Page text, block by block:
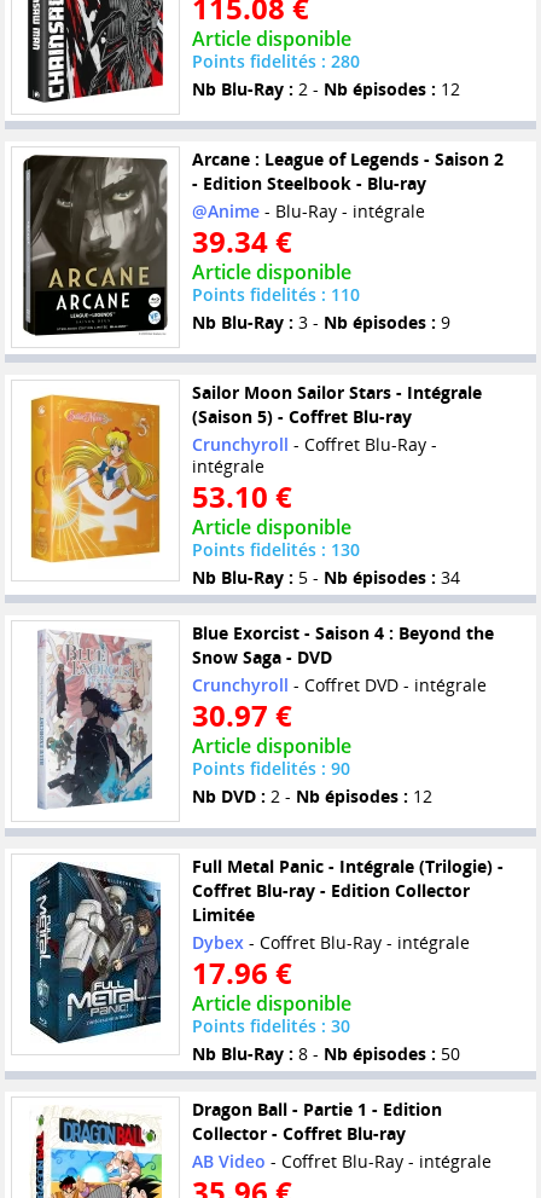
Article disponible
Points fidelités : 280
Nb Blu-Ray : 2 - Nb épisodes : 12
Arcane : League of Legends - Saison 2
- Edition Steelbook - Blu-ray
@Anime- Blu-Ray - intégrale
39.34 €
Article disponible
Points fidelités : 110
Nb Blu-Ray : 3 - Nb épisodes : 9
Sailor Moon Sailor Stars - Intégrale
(Saison 5) - Coffret Blu-ray
Crunchyroll - Coffret Blu-Ray -
intégrale
53.10 €
Article disponible
Points fidelités : 130
Nb Blu-Ray : 5 - Nb épisodes : 34
Blue Exorcist - Saison 4 : Beyond the
Snow Saga - DVD
Crunchyroll - Coffret DVD - intégrale
30.97 €
Article disponible
Points fidelités : 90
Nb DVD : 2 - Nb épisodes : 12
Full Metal Panic - Intégrale (Trilogie) -
Coffret Blu-ray - Edition Collector
Limitée
Dybex- Coffret Blu-Ray - intégrale
17.96 €
Article disponible
Points fidelités : 30
Nb Blu-Ray : 8 - Nb épisodes : 50
Dragon Ball - Partie 1 - Edition
Collector - Coffret Blu-ray
AB Video - Coffret Blu-Ray - intégrale